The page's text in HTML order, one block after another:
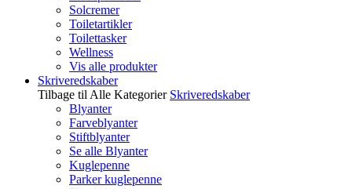
Solcremer
Toiletartikler
Toilettasker
Wellness
Vis alle produkter
Skriveredskaber
Tilbage til Alle Kategorier Skriveredskaber
Blyanter
Farveblyanter
Stiftblyanter
Se alle Blyanter
Kuglepenne
Parker kuglepenne